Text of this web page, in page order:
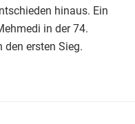
hinaus. Ein
in der 74.
den ersten Sieg.